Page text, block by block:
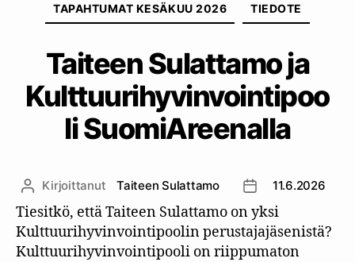
TAPAHTUMAT KESÄKUU 2026 TIEDOTE
Taiteen Sulattamo ja
Kulttuurihyvinvointipoo
li SuomiAreenalla
Kirjoittaja
Kirjoittanut Taiteen Sulattamo 11.6.2026
Tiesitkö, että Taiteen Sulattamo on yksi
Kulttuurihyvinvointipoolin perustajajäsenistä?
Kulttuurihyvinvointipooli on riippumaton